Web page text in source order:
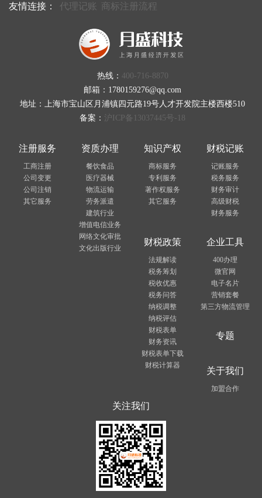
友情连接： 代理记账 商标注册流程
热线： 400-716-8870
邮箱：1780159276@qq.com
地址：上海市宝山区月浦镇四元路19号人才开发院主楼西楼510
备案： 沪ICP备13037445号-18
注册服务
工商注册
公司变更
公司注销
其它服务
资质办理
餐饮食品
医疗器械
物流运输
劳务派遣
建筑行业
增值电信业务
网络文化审批
文化出版行业
知识产权
商标服务
专利服务
著作权服务
其它服务
财税记账
记账服务
税务服务
财务审计
高级财税
财务服务
财税政策
法规解读
税务筹划
税收优惠
税务问答
纳税调整
纳税评估
财税表单
财务资讯
财税表单下载
财税计算器
企业工具
400办理
微官网
电子名片
营销套餐
第三方物流管理
专题
关于我们
加盟合作
关注我们